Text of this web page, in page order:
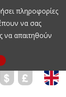
πληροφορίες
να σας
να απαιτηθούν